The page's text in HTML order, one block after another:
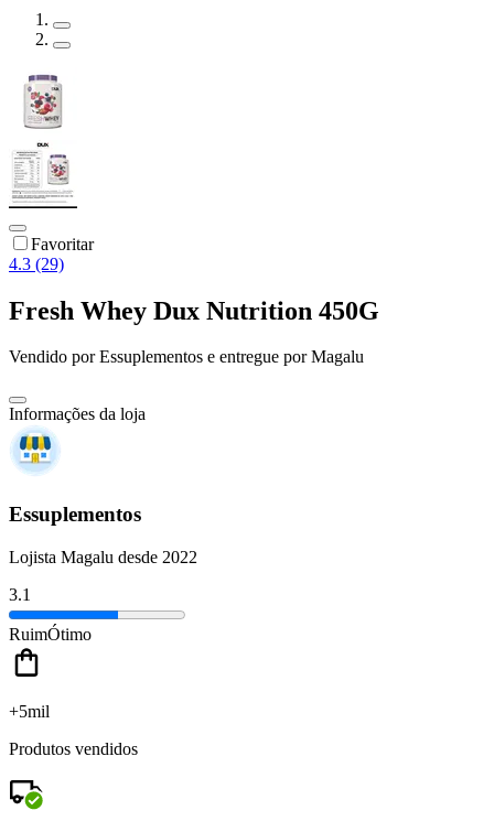
Favoritar
4.3 (29)
Fresh Whey Dux Nutrition 450G
Vendido porEssuplementos e entregue por Magalu
Informações da loja
Essuplementos
Lojista Magalu desde 2022
3.1
RuimÓtimo
+5mil
Produtos vendidos